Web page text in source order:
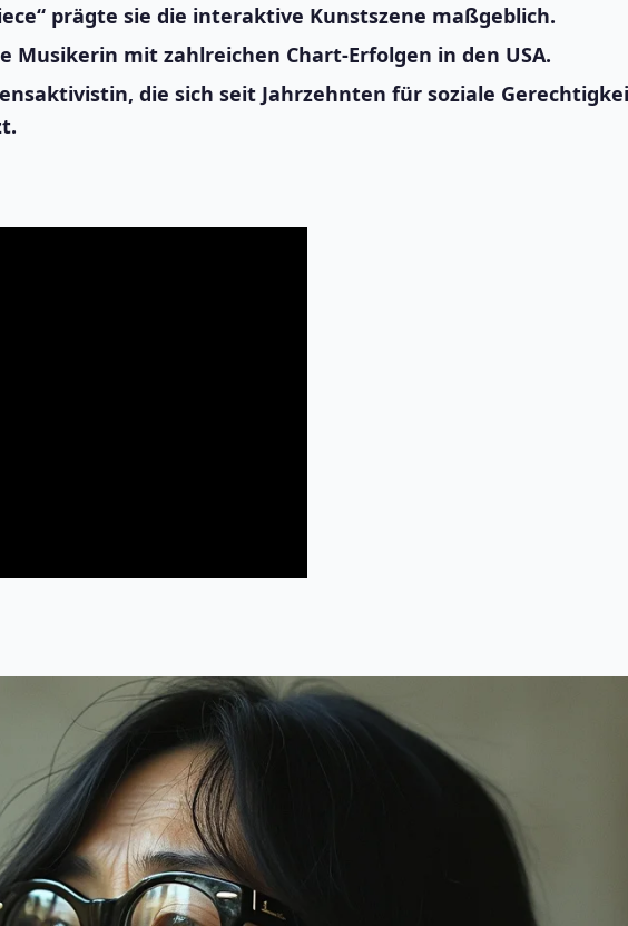
prägte sie die interaktive Kunstszene maßgeblich.
Musikerin mit zahlreichen Chart-Erfolgen in den USA.
die sich seit Jahrzehnten für soziale